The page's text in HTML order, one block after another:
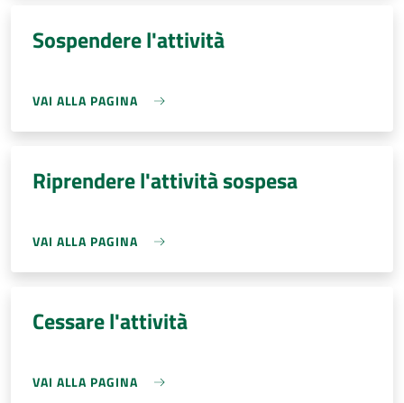
Sospendere l'attività
VAI ALLA PAGINA
Riprendere l'attività sospesa
VAI ALLA PAGINA
Cessare l'attività
VAI ALLA PAGINA